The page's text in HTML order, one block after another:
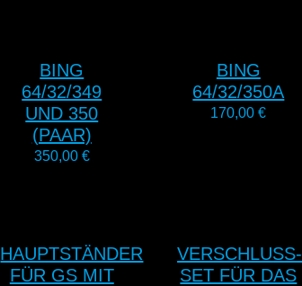
BING
64/32/349
UND 350
(PAAR)
350,00 €
BING
64/32/350A
170,00€
HAUPTSTÄNDER
FÜR GS MIT
VERSCHLUSS-
SET FÜR DAS